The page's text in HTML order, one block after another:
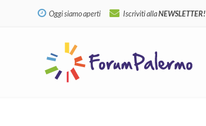
Oggi siamo aperti Iscriviti allaNEWSLETTER!